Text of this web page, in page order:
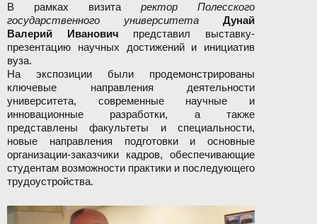
В рамках визита ректор Полесского
государственного университета
Дунай
Валерий Иванович представил выставку-
презентацию научных достижений и инициатив
вуза.
На экспозиции были продемонстрированы
ключевые направления деятельности
университета, современные научные и
инновационные разработки, а также
представлены факультеты и специальности,
новые направления подготовки и основные
организации‑заказчики кадров, обеспечивающие
студентам возможности практики и последующего
трудоустройства.